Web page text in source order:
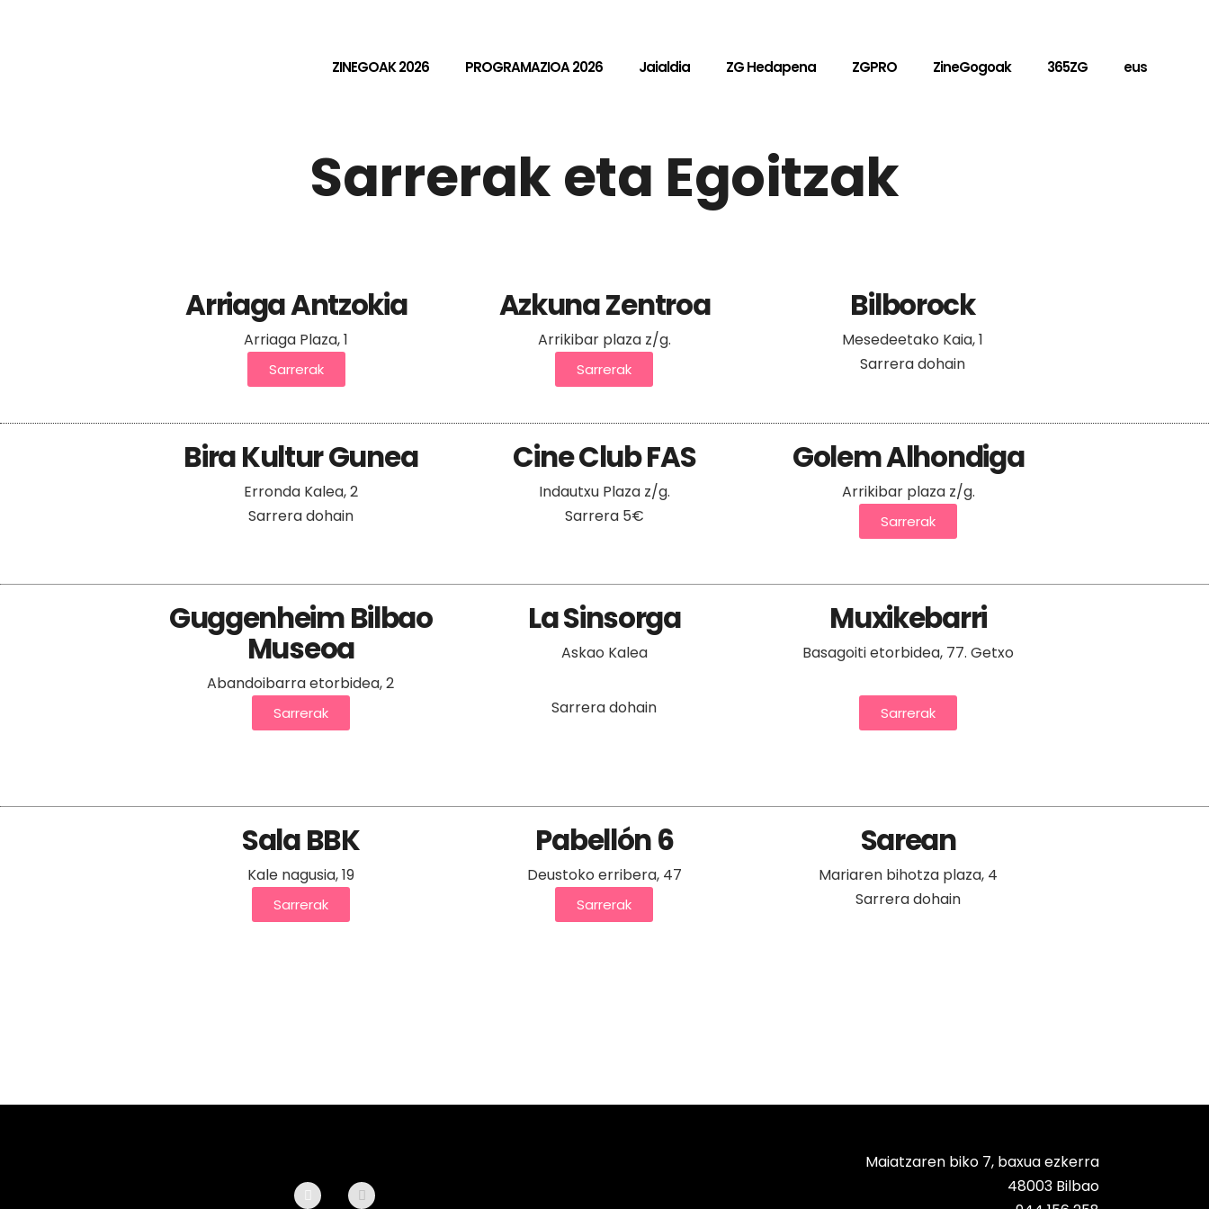
ZINEGOAK 2026 PROGRAMAZIOA 2026 Jaialdia ZG Hedapena ZGPRO ZineGogoak 365ZG eus
Sarrerak eta Egoitzak
Arriaga Antzokia
Arriaga Plaza, 1
Sarrerak
Azkuna Zentroa
Arrikibar plaza z/g.
Sarrerak
Bilborock
Mesedeetako Kaia, 1
Sarrera dohain
Bira Kultur Gunea
Erronda Kalea, 2
Sarrera dohain
Cine Club FAS
Indautxu Plaza z/g.
Sarrera 5€
Golem Alhondiga
Arrikibar plaza z/g.
Sarrerak
Guggenheim Bilbao
Museoa
Abandoibarra etorbidea, 2
Sarrerak
La Sinsorga
Askao Kalea
Sarrera dohain
Muxikebarri
Basagoiti etorbidea, 77. Getxo
Sarrerak
Sala BBK
Kale nagusia, 19
Sarrerak
Pabellón 6
Deustoko erribera, 47
Sarrerak
Sarean
Mariaren bihotza plaza, 4
Sarrera dohain
Maiatzaren biko 7, baxua ezkerra
48003 Bilbao